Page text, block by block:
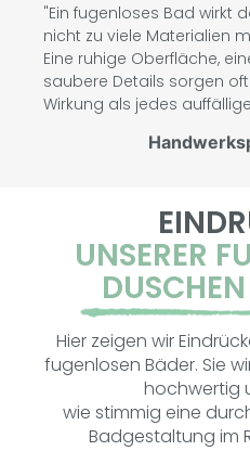
"Ein fugenloses Bad wirkt
nicht zu viele Materialien
Eine ruhige Oberfläche,
saubere Details sorgen
Wirkung als jedes
UNSERER
Hier zeigen wir
fugenlosen Bäder. Sie
hochwertig
wie stimmig eine
Badgestaltung im